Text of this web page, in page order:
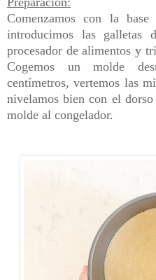
Comenzamos con la
introducimos las
procesador de alimentos y
Cogemos un molde
centímetros, vertemos las
nivelamos bien con el
molde al congelador.